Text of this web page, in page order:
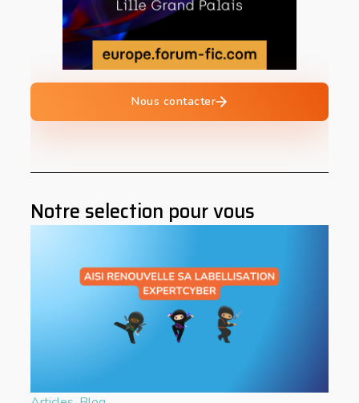
Nous contacter
Notre selection pour vous